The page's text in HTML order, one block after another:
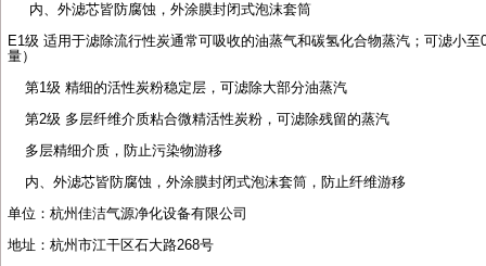
内、外滤芯皆防腐蚀，外涂膜封闭式泡沫套筒
E1级 适用于滤除流行性炭通常可吸收的油蒸气和碳氢化合物蒸汽；可滤小至
量）
第1级 精细的活性炭粉稳定层，可滤除大部分油蒸汽
第2级 多层纤维介质粘合微精活性炭粉，可滤除残留的蒸汽
多层精细介质，防止污染物游移
内、外滤芯皆防腐蚀，外涂膜封闭式泡沫套筒，防止纤维游移
单位：杭州佳洁气源净化设备有限公司
地址：杭州市江干区石大路268号